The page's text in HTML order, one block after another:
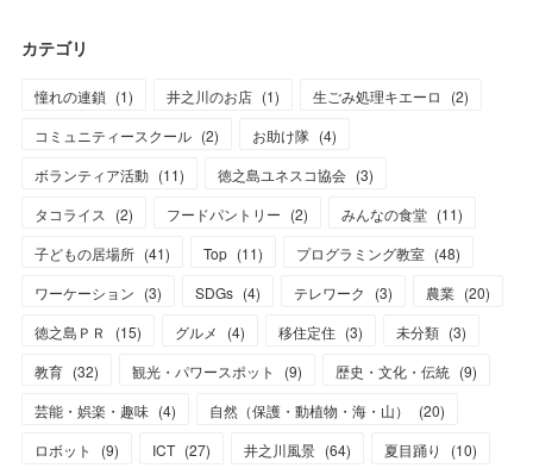
カテゴリ
憧れの連鎖 (1) 井之川のお店 (1) 生ごみ処理キエーロ (2)
コミュニティースクール (2) お助け隊 (4)
ボランティア活動 (11) 徳之島ユネスコ協会 (3)
タコライス
(2) フードパントリー (2) みんなの食堂 (11)
子どもの居場所 (41) Top (11) プログラミング教室 (48)
ワーケーション (3) SDGs (4) テレワーク (3) 農業 (20)
徳之島ＰＲ
(15) グルメ (4) 移住定住 (3) 未分類 (3)
教育 (32) 観光・パワースポット (9) 歴史・文化・伝統 (9)
芸能・娯楽・趣味 (4) 自然（保護・動植物・海・山） (20)
ロボット
(9) ICT (27) 井之川風景 (64) 夏目踊り (10)